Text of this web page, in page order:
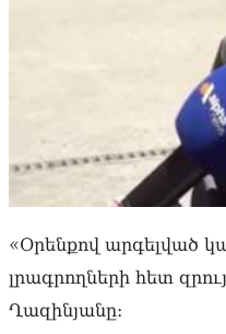
«Օրենքով արգելված
լրագրողների հետ
Ղազինյանը։